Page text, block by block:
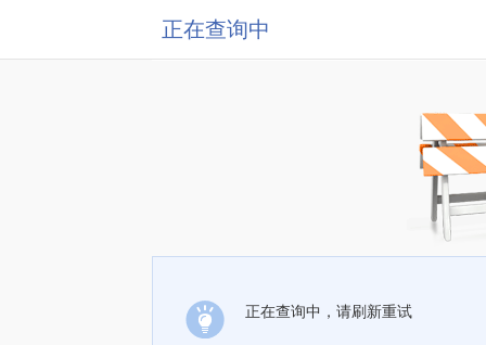
正在查询中
正在查询中，请刷新重试